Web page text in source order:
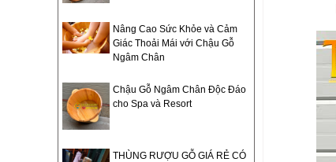
Nâng Cao Sức Khỏe và Cảm
Giác Thoải Mái với Chậu Gỗ
Ngâm Chân
Chậu Gỗ Ngâm Chân Độc Đáo
cho Spa và Resort
THÙNG RƯỢU GỖ GIÁ RẺ CÓ